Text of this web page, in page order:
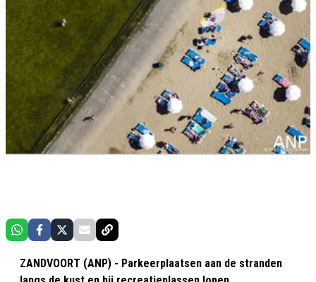
ZANDVOORT (ANP) - Parkeerplaatsen aan de stranden